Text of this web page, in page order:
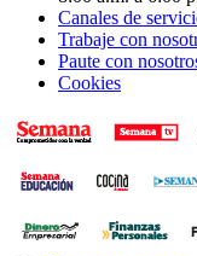
Canales de
Trabaje con
Paute con
Cookies